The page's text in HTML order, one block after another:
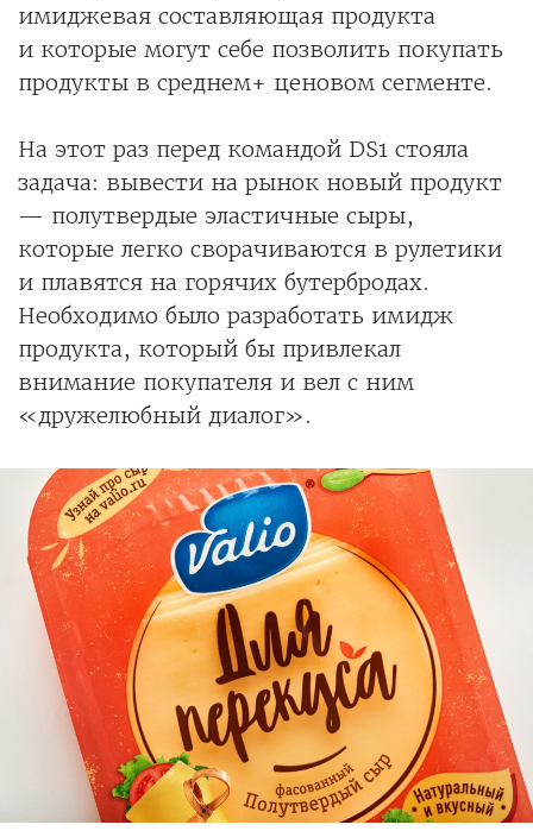
имиджевая составляющая продукта
и которые могут себе позволить покупать
продукты в среднем+ ценовом сегменте.
На этот раз перед командой DS1 стояла
задача: вывести на рынок новый продукт
— полутвердые эластичные сыры,
которые легко сворачиваются в рулетики
и плавятся на горячих бутербродах.
Необходимо было разработать имидж
продукта, который бы привлекал
внимание покупателя и вел с ним
«дружелюбный диалог».